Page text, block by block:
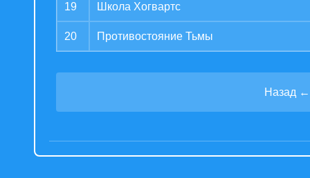
19 Школа Хогвартс
20 Противостояние Тьмы
Назад ←